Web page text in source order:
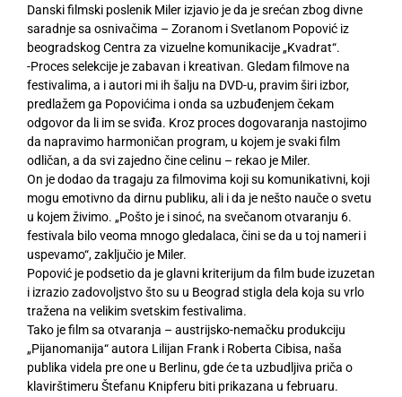
Danski filmski poslenik Miler izjavio je da je srećan zbog divne
saradnje sa osnivačima – Zoranom i Svetlanom Popović iz
beogradskog Centra za vizuelne komunikacije „Kvadrat“.
-Proces selekcije je zabavan i kreativan. Gledam filmove na
festivalima, a i autori mi ih šalju na DVD-u, pravim širi izbor,
predlažem ga Popovićima i onda sa uzbuđenjem čekam
odgovor da li im se sviđa. Kroz proces dogovaranja nastojimo
da napravimo harmoničan program, u kojem je svaki film
odličan, a da svi zajedno čine celinu – rekao je Miler.
On je dodao da tragaju za filmovima koji su komunikativni, koji
mogu emotivno da dirnu publiku, ali i da je nešto nauče o svetu
u kojem živimo. „Pošto je i sinoć, na svečanom otvaranju 6.
festivala bilo veoma mnogo gledalaca, čini se da u toj nameri i
uspevamo“, zaključio je Miler.
Popović je podsetio da je glavni kriterijum da film bude izuzetan
i izrazio zadovoljstvo što su u Beograd stigla dela koja su vrlo
tražena na velikim svetskim festivalima.
Tako je film sa otvaranja – austrijsko-nemačku produkciju
„Pijanomanija“ autora Lilijan Frank i Roberta Cibisa, naša
publika videla pre one u Berlinu, gde će ta uzbudljiva priča o
klavirštimeru Štefanu Knipferu biti prikazana u februaru.